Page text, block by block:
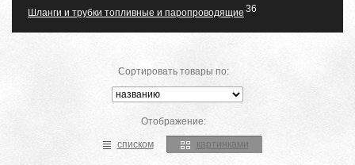
Шланги и трубки топливные и паропроводящие 36
Сортировать товары по:
Отображение:
списком картинками